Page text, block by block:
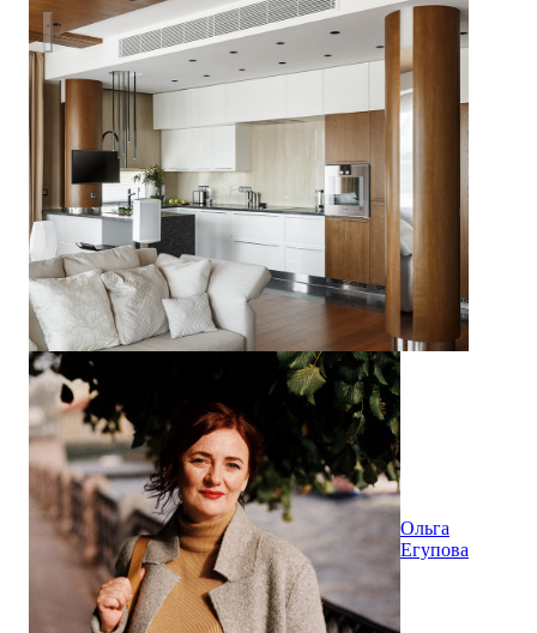
Квартира в ЖК "Новый город" реализация
Ольга
Егупова